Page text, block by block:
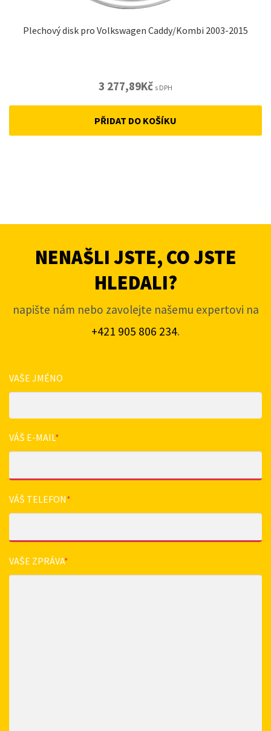
Plechový disk pro Volkswagen Caddy/Kombi 2003-2015
3 277,89Kč s DPH
PŘIDAT DO KOŠÍKU
NENAŠLI JSTE, CO JSTE
HLEDALI?
napište nám nebo zavolejte našemu expertovi na
+421 905 806 234.
VAŠE JMÉNO
VÁŠ E-MAIL*
VÁŠ TELEFON*
VAŠE ZPRÁVA*